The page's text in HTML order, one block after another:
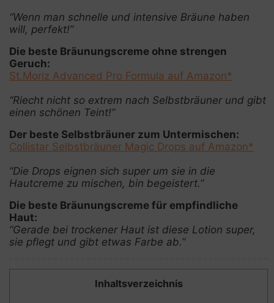
“Wenn man schnelle und intensive Bräune haben
will, perfekt!”
Die beste Bräunungscreme ohne strengen
Geruch:
St.Moriz Advanced Pro Formula auf Amazon*
“Riecht nicht so extrem nach Selbstbräuner und gibt
einen schönen Teint!”
Der beste Selbstbräuner zum Untermischen:
Collistar Selbstbräuner Magic Drops auf Amazon*
“Die Drops eignen sich super um sie in die
Hautcreme zu mischen, bin begeistert.”
Die beste Bräunungscreme für empfindliche
Haut:
“Gerade bei trockener Haut ist diese Lotion super,
sie pflegt und gibt etwas Farbe ab.”
Inhaltsverzeichnis